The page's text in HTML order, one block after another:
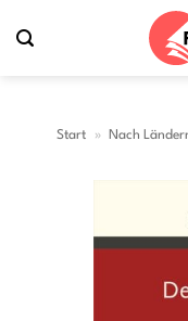
Inhalt
Start » Nach